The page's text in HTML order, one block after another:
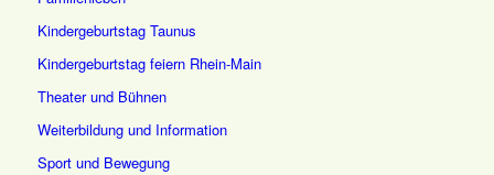
Kindergeburtstag Taunus
Kindergeburtstag feiern Rhein-Main
Theater und Bühnen
Weiterbildung und Information
Sport und Bewegung